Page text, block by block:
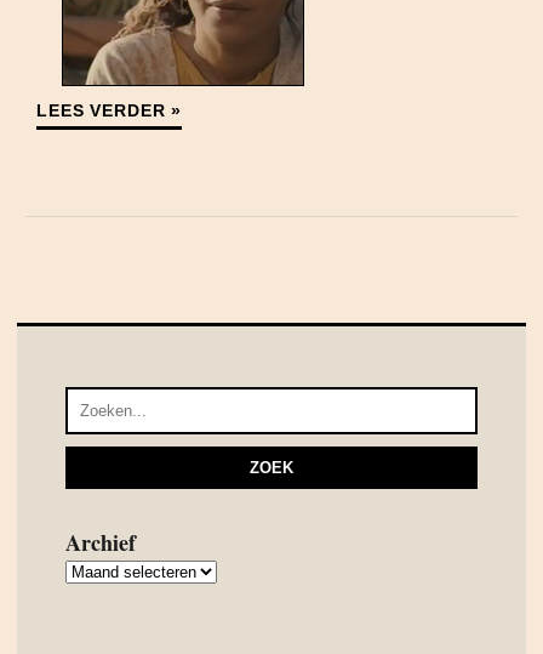
LEES VERDER »
Archief
Archief